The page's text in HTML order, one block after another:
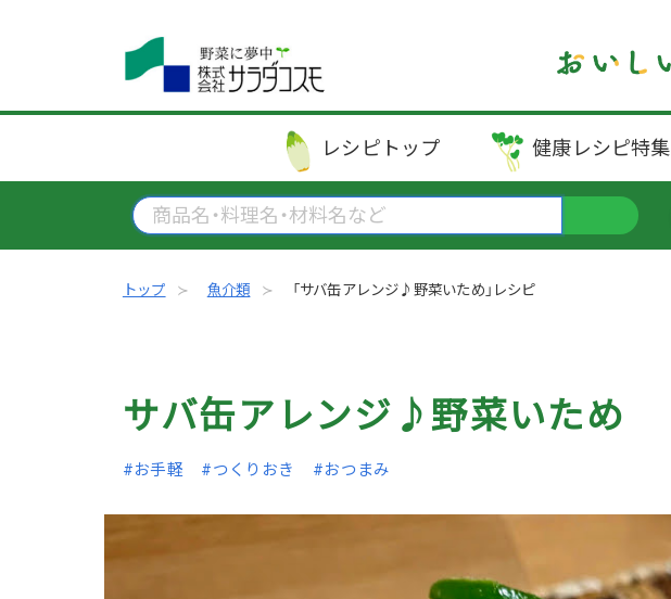
レシピ トップ 健康レシピ特集
トップ 魚介類 「サバ缶アレンジ♪野菜いため」レシピ
サバ缶アレンジ♪野菜いため
#お手軽 #つくりおき #おつまみ